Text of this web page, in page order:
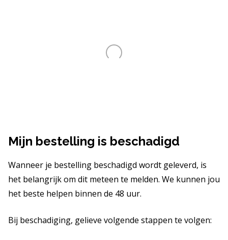
Mijn bestelling is beschadigd
Wanneer je bestelling beschadigd wordt geleverd, is
het belangrijk om dit meteen te melden. We kunnen jou
het beste helpen binnen de 48 uur.
Bij beschadiging, gelieve volgende stappen te volgen: